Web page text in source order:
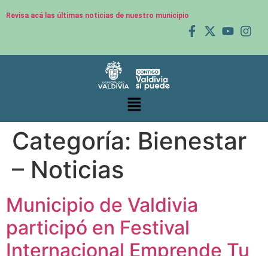
Revisa acá las últimas noticias de nuestro municipio
Categoría: Bienestar
– Noticias
Municipio de Valdivia
participó en Festival
Internacional Emprende Tu